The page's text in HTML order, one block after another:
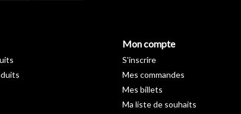
Mon compte
S'inscrire
Mes commandes
Mes billets
Ma liste de souhaits